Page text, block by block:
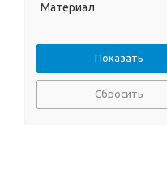
Материал
Сбросить